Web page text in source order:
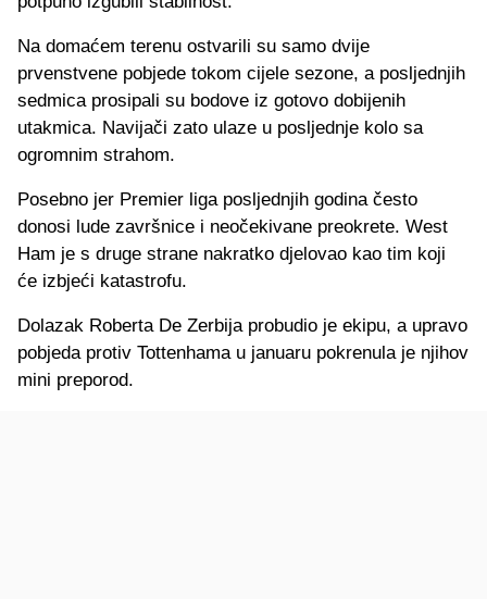
Na domaćem terenu ostvarili su samo dvije
prvenstvene pobjede tokom cijele sezone, a posljednjih
sedmica prosipali su bodove iz gotovo dobijenih
utakmica. Navijači zato ulaze u posljednje kolo sa
ogromnim strahom.
Posebno jer Premier liga posljednjih godina često
donosi lude završnice i neočekivane preokrete. West
Ham je s druge strane nakratko djelovao kao tim koji
će izbjeći katastrofu.
Dolazak Roberta De Zerbija probudio je ekipu, a upravo
pobjeda protiv Tottenhama u januaru pokrenula je njihov
mini preporod.